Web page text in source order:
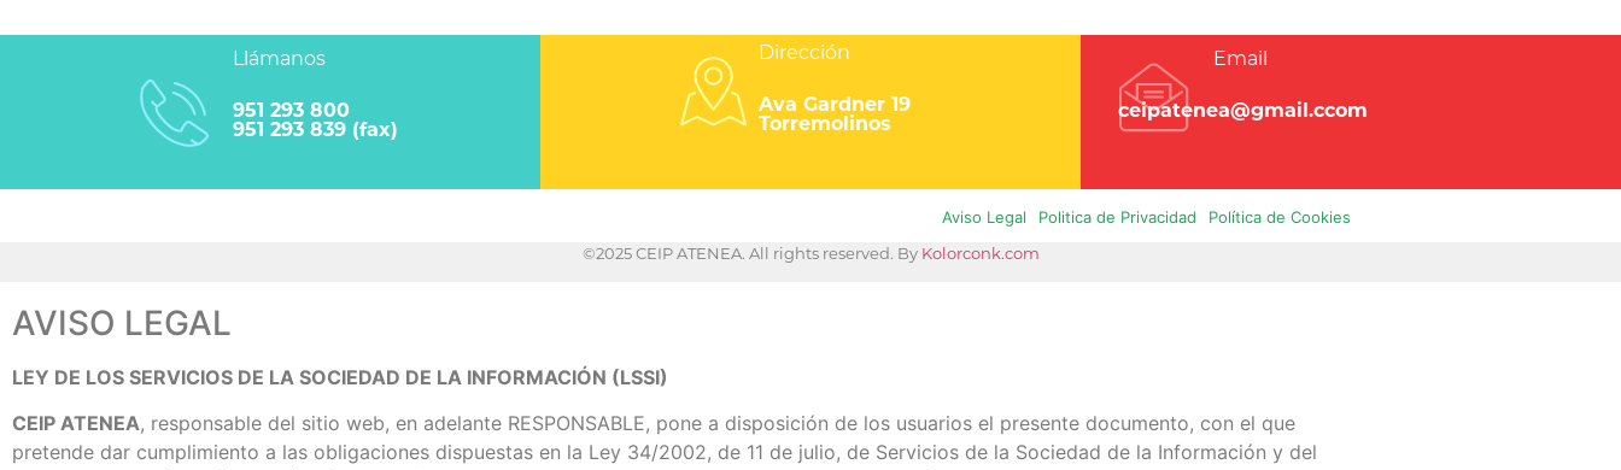
Llámanos
951 293 800
951 293 839 (fax)
Dirección
Ava Gardner 19
Torremolinos
Email
ceipatenea@gmail.ccom
Aviso Legal Politica de Privacidad
Política de Cookies
©2025 CEIP ATENEA. All rights reserved. By Kolorconk.com
AVISO LEGAL
LEY DE LOS SERVICIOS DE LA SOCIEDAD DE LA INFORMACIÓN (LSSI)
CEIP ATENEA, responsable del sitio web, en adelante RESPONSABLE, pone a disposición de los usuarios el presente documento, con el que
pretende dar cumplimiento a las obligaciones dispuestas en la Ley 34/2002, de 11 de julio, de Servicios de la Sociedad de la Información y del